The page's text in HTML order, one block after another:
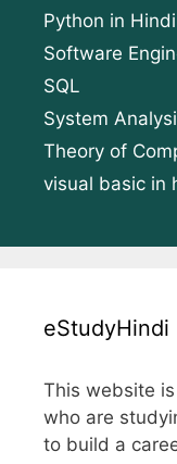
Python in Hindi
Software
SQL
System
Theory of
visual basic in
eStudyHindi
This website
who are
to build a